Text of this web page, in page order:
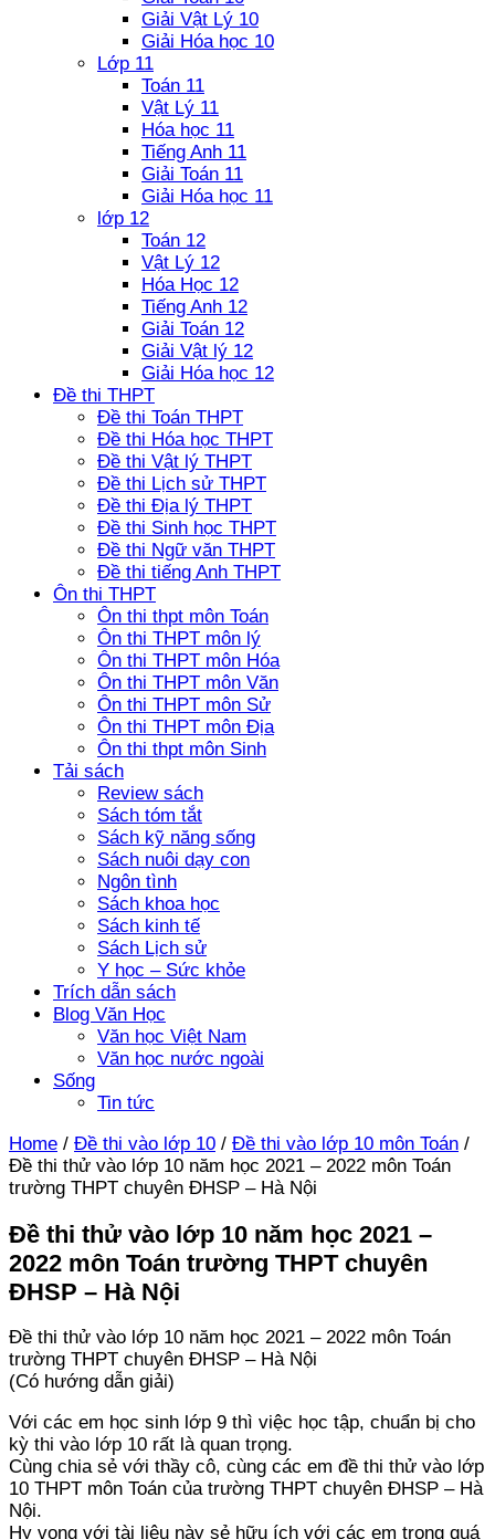
Giải Vật Lý 10
Giải Hóa học 10
Lớp 11
Toán 11
Vật Lý 11
Hóa học 11
Tiếng Anh 11
Giải Toán 11
Giải Hóa học 11
lớp 12
Toán 12
Vật Lý 12
Hóa Học 12
Tiếng Anh 12
Giải Toán 12
Giải Vật lý 12
Giải Hóa học 12
Đề thi THPT
Đề thi Toán THPT
Đề thi Hóa học THPT
Đề thi Vật lý THPT
Đề thi Lịch sử THPT
Đề thi Địa lý THPT
Đề thi Sinh học THPT
Đề thi Ngữ văn THPT
Đề thi tiếng Anh THPT
Ôn thi THPT
Ôn thi thpt môn Toán
Ôn thi THPT môn lý
Ôn thi THPT môn Hóa
Ôn thi THPT môn Văn
Ôn thi THPT môn Sử
Ôn thi THPT môn Địa
Ôn thi thpt môn Sinh
Tải sách
Review sách
Sách tóm tắt
Sách kỹ năng sống
Sách nuôi dạy con
Ngôn tình
Sách khoa học
Sách kinh tế
Sách Lịch sử
Y học – Sức khỏe
Trích dẫn sách
Blog Văn Học
Văn học Việt Nam
Văn học nước ngoài
Sống
Tin tức
Home / Đề thi vào lớp 10 / Đề thi vào lớp 10 môn Toán /
Đề thi thử vào lớp 10 năm học 2021 – 2022 môn Toán
trường THPT chuyên ĐHSP – Hà Nội
Đề thi thử vào lớp 10 năm học 2021 –
2022 môn Toán trường THPT chuyên
ĐHSP – Hà Nội
Đề thi thử vào lớp 10 năm học 2021 – 2022 môn Toán
trường THPT chuyên ĐHSP – Hà Nội
(Có hướng dẫn giải)
Với các em học sinh lớp 9 thì việc học tập, chuẩn bị cho
kỳ thi vào lớp 10 rất là quan trọng.
Cùng chia sẻ với thầy cô, cùng các em đề thi thử vào lớp
10 THPT môn Toán của trường THPT chuyên ĐHSP – Hà
Nội.
Hy vọng với tài liệu này sẻ hữu ích với các em trong quá